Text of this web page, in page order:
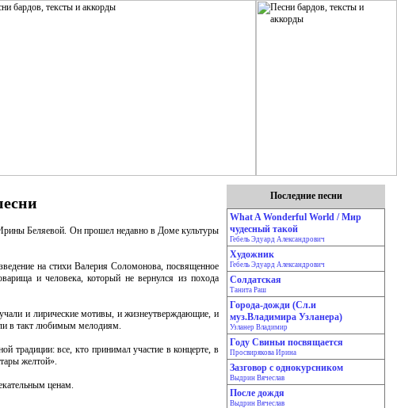
Ирины Беляевой. Он прошел недавно в Доме культуры
на стихи Валерия Соломонова, посвященное
и человека, который не вернулся из похода
и лирические мотивы, и жизнеутверждающие, и
в такт любимым мелодиям.
традиции: все, кто принимал участие в концерте, в
желтой».
ценам.
Последние песни
What A Wonderful World / Мир
чудесный такой
Гебель Эдуард Александрович
Художник
Гебель Эдуард Александрович
Солдатская
Танита Раш
Города-дожди (Сл.и
муз.Владимира Узланера)
Узланер Владимир
Году Свиньи посвящается
Просвирякова Ирина
Зазговор с однокурсником
Выдрин Вячеслав
После дождя
Выдрин Вячеслав